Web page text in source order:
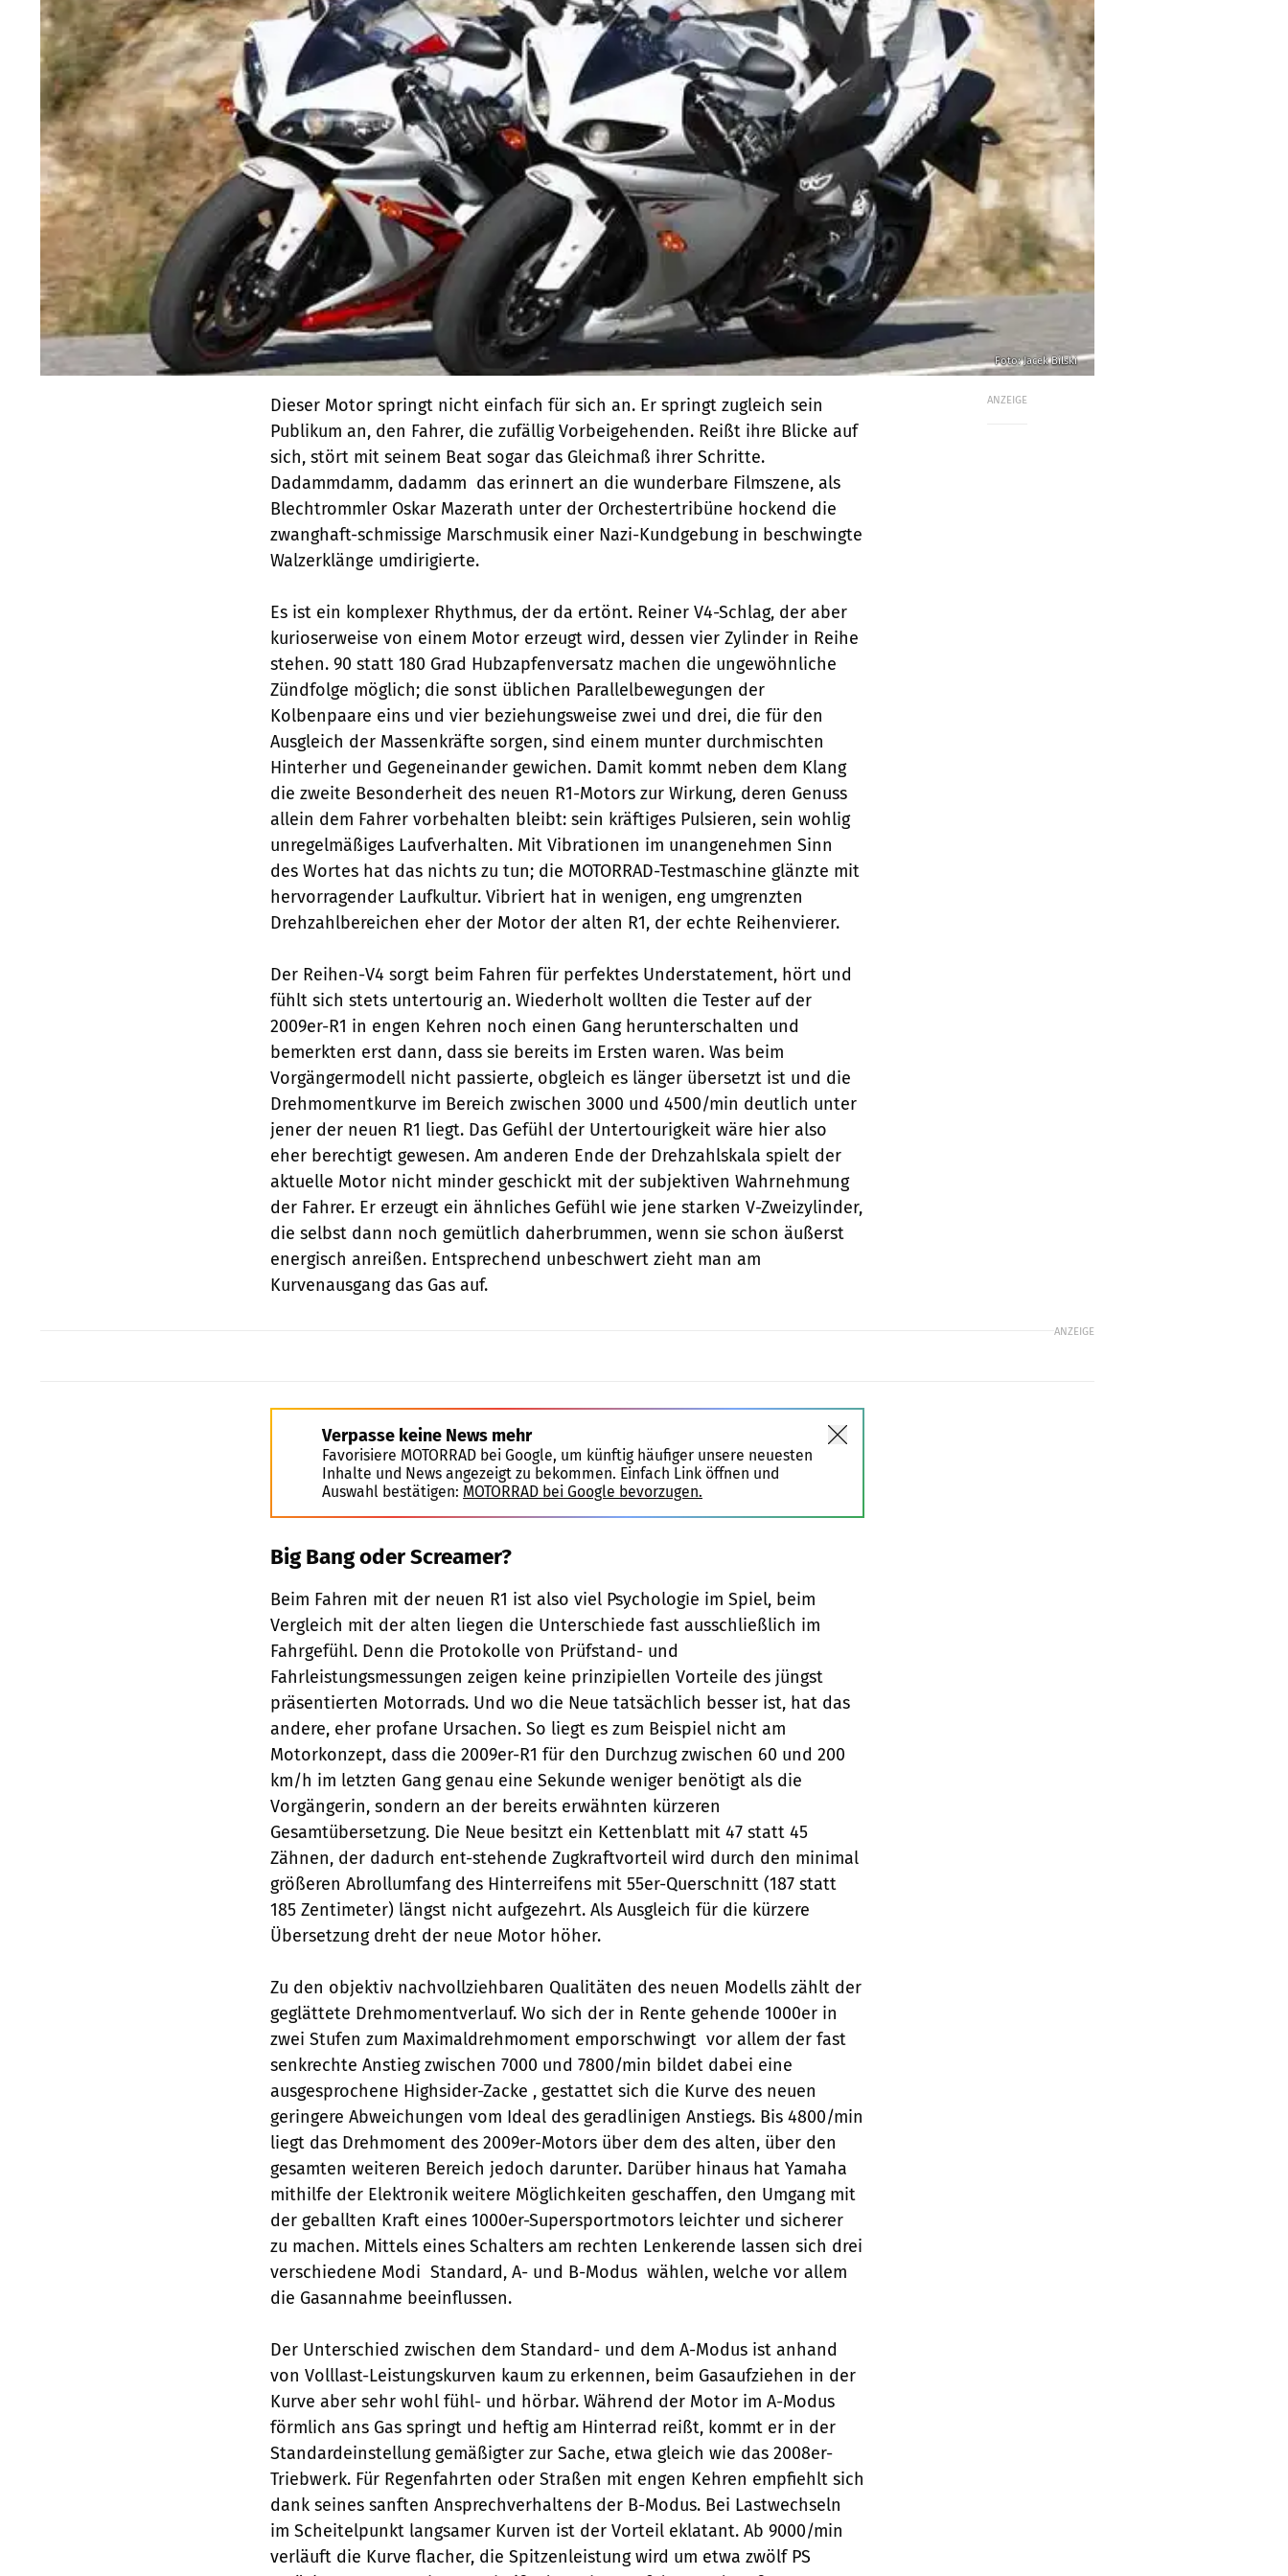
Foto: Jacek Bilski
ANZEIGE
Dieser Motor springt nicht einfach für sich an. Er springt zugleich sein
Publikum an, den Fahrer, die zufällig Vorbeigehenden. Reißt ihre Blicke auf
sich, stört mit seinem Beat sogar das Gleichmaß ihrer Schritte.
Dadammdamm, dadamm  das erinnert an die wunderbare Filmszene, als
Blechtrommler Oskar Mazerath unter der Orchestertribüne hockend die
zwanghaft-schmissige Marschmusik einer Nazi-Kundgebung in beschwingte
Walzerklänge umdirigierte.
Es ist ein komplexer Rhythmus, der da ertönt. Reiner V4-Schlag, der aber
kurioserweise von einem Motor erzeugt wird, dessen vier Zylinder in Reihe
stehen. 90 statt 180 Grad Hubzapfenversatz machen die ungewöhnliche
Zündfolge möglich; die sonst üblichen Parallelbewegungen der
Kolbenpaare eins und vier beziehungsweise zwei und drei, die für den
Ausgleich der Massenkräfte sorgen, sind einem munter durchmischten
Hinterher und Gegeneinander gewichen. Damit kommt neben dem Klang
die zweite Besonderheit des neuen R1-Motors zur Wirkung, deren Genuss
allein dem Fahrer vorbehalten bleibt: sein kräftiges Pulsieren, sein wohlig
unregelmäßiges Laufverhalten. Mit Vibrationen im unangenehmen Sinn
des Wortes hat das nichts zu tun; die MOTORRAD-Testmaschine glänzte mit
hervorragender Laufkultur. Vibriert hat in wenigen, eng umgrenzten
Drehzahlbereichen eher der Motor der alten R1, der echte Reihenvierer.
Der Reihen-V4 sorgt beim Fahren für perfektes Understatement, hört und
fühlt sich stets untertourig an. Wiederholt wollten die Tester auf der
2009er-R1 in engen Kehren noch einen Gang herunterschalten und
bemerkten erst dann, dass sie bereits im Ersten waren. Was beim
Vorgängermodell nicht passierte, obgleich es länger übersetzt ist und die
Drehmomentkurve im Bereich zwischen 3000 und 4500/min deutlich unter
jener der neuen R1 liegt. Das Gefühl der Untertourigkeit wäre hier also
eher berechtigt gewesen. Am anderen Ende der Drehzahlskala spielt der
aktuelle Motor nicht minder geschickt mit der subjektiven Wahrnehmung
der Fahrer. Er erzeugt ein ähnliches Gefühl wie jene starken V-Zweizylinder,
die selbst dann noch gemütlich daherbrummen, wenn sie schon äußerst
energisch anreißen. Entsprechend unbeschwert zieht man am
Kurvenausgang das Gas auf.
ANZEIGE
Verpasse keine News mehr
Favorisiere MOTORRAD bei Google, um künftig häufiger unsere neuesten
Inhalte und News angezeigt zu bekommen. Einfach Link öffnen und
Auswahl bestätigen: MOTORRAD bei Google bevorzugen.
Big Bang oder Screamer?
Beim Fahren mit der neuen R1 ist also viel Psychologie im Spiel, beim
Vergleich mit der alten liegen die Unterschiede fast ausschließlich im
Fahrgefühl. Denn die Protokolle von Prüfstand- und
Fahrleistungsmessungen zeigen keine prinzipiellen Vorteile des jüngst
präsentierten Motorrads. Und wo die Neue tatsächlich besser ist, hat das
andere, eher profane Ursachen. So liegt es zum Beispiel nicht am
Motorkonzept, dass die 2009er-R1 für den Durchzug zwischen 60 und 200
km/h im letzten Gang genau eine Sekunde weniger benötigt als die
Vorgängerin, sondern an der bereits erwähnten kürzeren
Gesamtübersetzung. Die Neue besitzt ein Kettenblatt mit 47 statt 45
Zähnen, der dadurch ent-stehende Zugkraftvorteil wird durch den minimal
größeren Abrollumfang des Hinterreifens mit 55er-Querschnitt (187 statt
185 Zentimeter) längst nicht aufgezehrt. Als Ausgleich für die kürzere
Übersetzung dreht der neue Motor höher.
Zu den objektiv nachvollziehbaren Qualitäten des neuen Modells zählt der
geglättete Drehmomentverlauf. Wo sich der in Rente gehende 1000er in
zwei Stufen zum Maximaldrehmoment emporschwingt  vor allem der fast
senkrechte Anstieg zwischen 7000 und 7800/min bildet dabei eine
ausgesprochene Highsider-Zacke , gestattet sich die Kurve des neuen
geringere Abweichungen vom Ideal des geradlinigen Anstiegs. Bis 4800/min
liegt das Drehmoment des 2009er-Motors über dem des alten, über den
gesamten weiteren Bereich jedoch darunter. Darüber hinaus hat Yamaha
mithilfe der Elektronik weitere Möglichkeiten geschaffen, den Umgang mit
der geballten Kraft eines 1000er-Supersportmotors leichter und sicherer
zu machen. Mittels eines Schalters am rechten Lenkerende lassen sich drei
verschiedene Modi  Standard, A- und B-Modus  wählen, welche vor allem
die Gasannahme beeinflussen.
Der Unterschied zwischen dem Standard- und dem A-Modus ist anhand
von Volllast-Leistungskurven kaum zu erkennen, beim Gasaufziehen in der
Kurve aber sehr wohl fühl- und hörbar. Während der Motor im A-Modus
förmlich ans Gas springt und heftig am Hinterrad reißt, kommt er in der
Standardeinstellung gemäßigter zur Sache, etwa gleich wie das 2008er-
Triebwerk. Für Regenfahrten oder Straßen mit engen Kehren empfiehlt sich
dank seines sanften Ansprechverhaltens der B-Modus. Bei Lastwechseln
im Scheitelpunkt langsamer Kurven ist der Vorteil eklatant. Ab 9000/min
verläuft die Kurve flacher, die Spitzenleistung wird um etwa zwölf PS